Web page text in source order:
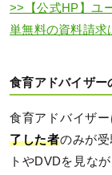
>>【公式HP】ユ
単無料の資料請求
食育アドバイザー
食育アドバイザ
了した者のみが
トやDVDを見な